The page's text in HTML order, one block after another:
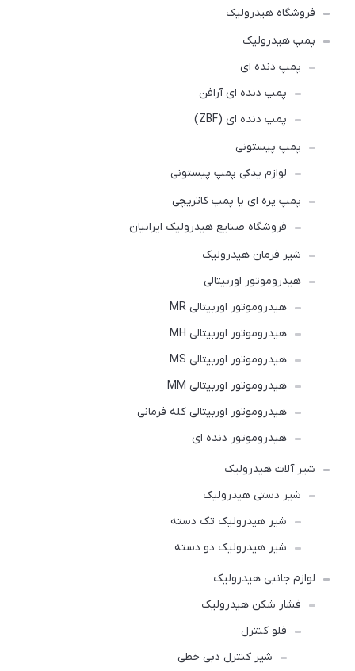
فروشگاه هیدرولیک
پمپ هیدرولیک
پمپ دنده ای
پمپ دنده ای آرافن
پمپ دنده ای (ZBF)
پمپ پیستونی
لوازم یدکی پمپ پیستونی
پمپ پره ای یا پمپ کاتریچی
فروشگاه صنایع هیدرولیک ایرانیان
شیر فرمان هیدرولیک
هیدروموتور اوربیتالی
هیدروموتور اوربیتالی MR
هیدروموتور اوربیتالی MH
هیدروموتور اوربیتالی MS
هیدروموتور اوربیتالی MM
هیدروموتور اوربیتالی کله فرمانی
هیدروموتور دنده ای
شیر آلات هیدرولیک
شیر دستی هیدرولیک
شیر هیدرولیک تک دسته
شیر هیدرولیک دو دسته
لوازم جانبی هیدرولیک
فشار شکن هیدرولیک
فلو کنترل
شیر کنترل دبی خطی